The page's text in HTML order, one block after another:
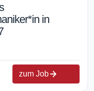
in
zum Job